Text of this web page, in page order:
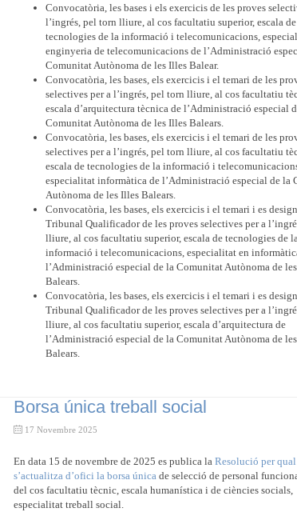
Convocatòria, les bases i els exercicis de les proves
l’ingrés, pel torn lliure, al cos facultatiu superior, escala de
tecnologies de la informació i telecomunicacions,
enginyeria de telecomunicacions de l’Administració
Comunitat Autònoma de les Illes Balear.
Convocatòria, les bases, els exercicis i el temari de les
selectives per a l’ingrés, pel torn lliure, al cos facultatiu
escala d’arquitectura tècnica de l’Administració especial
Comunitat Autònoma de les Illes Balears.
Convocatòria, les bases, els exercicis i el temari de les
selectives per a l’ingrés, pel torn lliure, al cos facultatiu
escala de tecnologies de la informació i
especialitat informàtica de l’Administració especial de la
Autònoma de les Illes Balears.
Convocatòria, les bases, els exercicis i el temari i es
Tribunal Qualificador de les proves selectives per a
lliure, al cos facultatiu superior, escala de tecnologies de
informació i telecomunicacions, especialitat en
l’Administració especial de la Comunitat Autònoma de
Balears.
Convocatòria, les bases, els exercicis i el temari i es
Tribunal Qualificador de les proves selectives per a
lliure, al cos facultatiu superior, escala d’arquitectura de
l’Administració especial de la Comunitat Autònoma de
Balears.
Borsa única treball social
17 Novembre 2025
En data 15 de novembre de 2025 es publica la Resolució per qual
s’actualitza d’ofici la borsa únicade selecció de personal
del cos facultatiu tècnic, escala humanística i de ciències socials,
especialitat treball social.